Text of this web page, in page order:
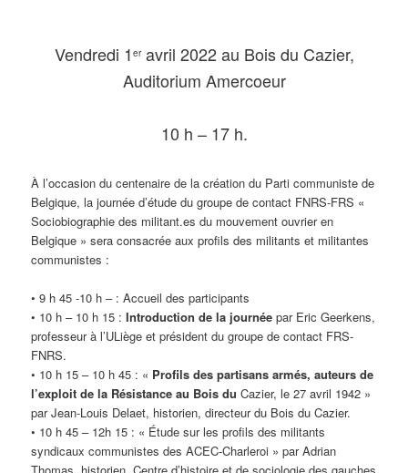
Vendredi 1 eravril 2022 au Bois du Cazier,
Auditorium Amercoeur
10 h – 17 h.
À l’occasion du centenaire de la création du Parti communiste de
Belgique, la journée d’étude du groupe de contact FNRS-FRS «
Sociobiographie des militant.es du mouvement ouvrier en
Belgique » sera consacrée aux profils des militants et militantes
communistes :
• 9 h 45 -10 h – : Accueil des participants
• 10 h – 10 h 15 :Introduction de la journée par Eric Geerkens,
professeur à l’ULiège et président du groupe de contact FRS-
FNRS.
• 10 h 15 – 10 h 45 : « Profils des partisans armés, auteurs de
l’exploit de la Résistance au Bois duCazier, le 27 avril 1942 »
par Jean-Louis Delaet, historien, directeur du Bois du Cazier.
• 10 h 45 – 12h 15 : « Étude sur les profils des militants
syndicaux communistes des ACEC-Charleroi » par Adrian